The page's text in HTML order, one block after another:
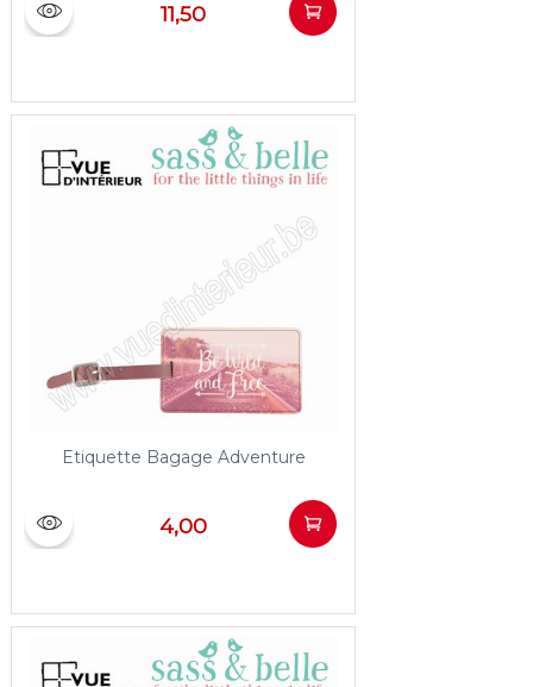
11,50
Etiquette Bagage Adventure
4,00